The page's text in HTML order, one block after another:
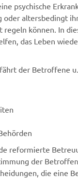
psychische
oder altersbedingt
können. In
das Leben
der Betroffene
reformierte
der
die eine